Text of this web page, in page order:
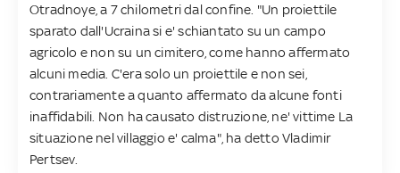
Otradnoye, a 7 chilometri dal confine. "Un proiettile
sparato dall'Ucraina si e' schiantato su un campo
agricolo e non su un cimitero, come hanno affermato
alcuni media. C'era solo un proiettile e non sei,
contrariamente a quanto affermato da alcune fonti
inaffidabili. Non ha causato distruzione, ne' vittime La
situazione nel villaggio e' calma", ha detto Vladimir
Pertsev.